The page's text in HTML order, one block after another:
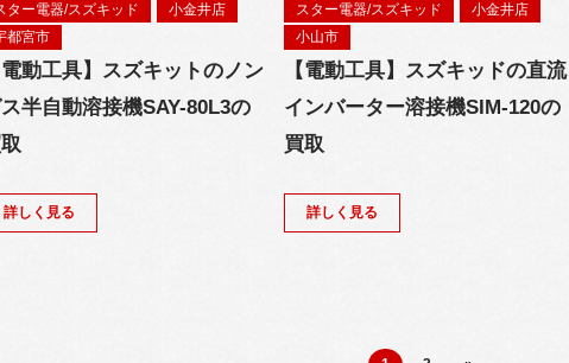
ター電器/スズキッド
小金井店
都宮市
動工具】スズキットのノン
半自動溶接機SAY-80L3の
詳しく見る
スター電器/スズキッド
小金井店
小山市
【電動工具】スズキッドの直流
インバーター溶接機SIM-120の
買取
詳しく見る